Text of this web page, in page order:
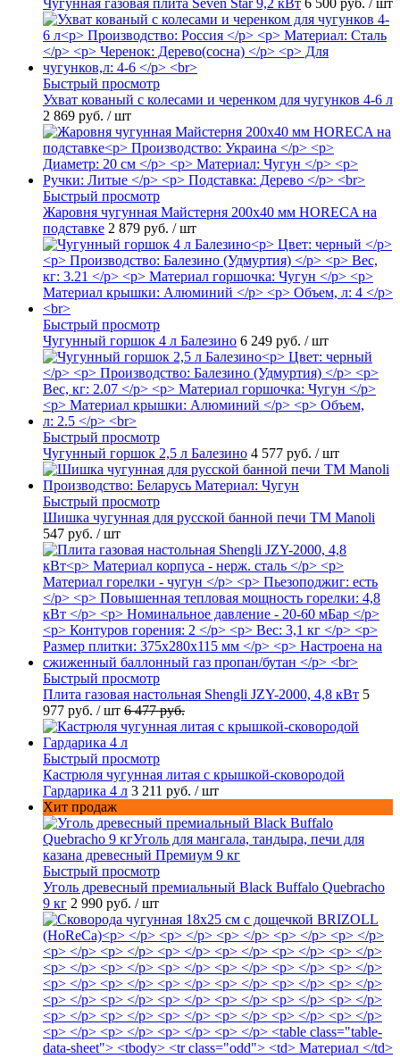
Чугунная газовая плита Seven Star 9,2 кВт 6 500 руб. / шт
Быстрый просмотр
Ухват кованый с колесами и черенком для чугунков 4-6 л
2 869 руб. / шт
Быстрый просмотр
Жаровня чугунная Майстерня 200х40 мм HORECA на
подставке 2 879 руб. / шт
Быстрый просмотр
Чугунный горшок 4 л Балезино 6 249 руб. / шт
Быстрый просмотр
Чугунный горшок 2,5 л Балезино 4 577 руб. / шт
Быстрый просмотр
Шишка чугунная для русской банной печи ТМ Manoli
547 руб. / шт
Быстрый просмотр
Плита газовая настольная Shengli JZY-2000, 4,8 кВт 5
977 руб. / шт 6 477 руб.
Быстрый просмотр
Кастрюля чугунная литая с крышкой-сковородой
Гардарика 4 л 3 211 руб. / шт
Хит продаж
Быстрый просмотр
Уголь древесный премиальный Black Buffalo Quebracho
9 кг 2 990 руб. / шт